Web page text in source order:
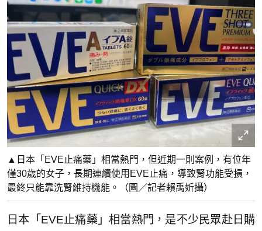
▲日本「EVE止痛藥」相當熱門，但近期一則案例，有位年
僅30歲的女子，長期連續使用EVE止痛，導致腎功能受損，
最終只能靠洗腎維持機能。（圖／記者賴禹妡攝）
日本「EVE止痛藥」相當熱門，是不少民眾赴日購